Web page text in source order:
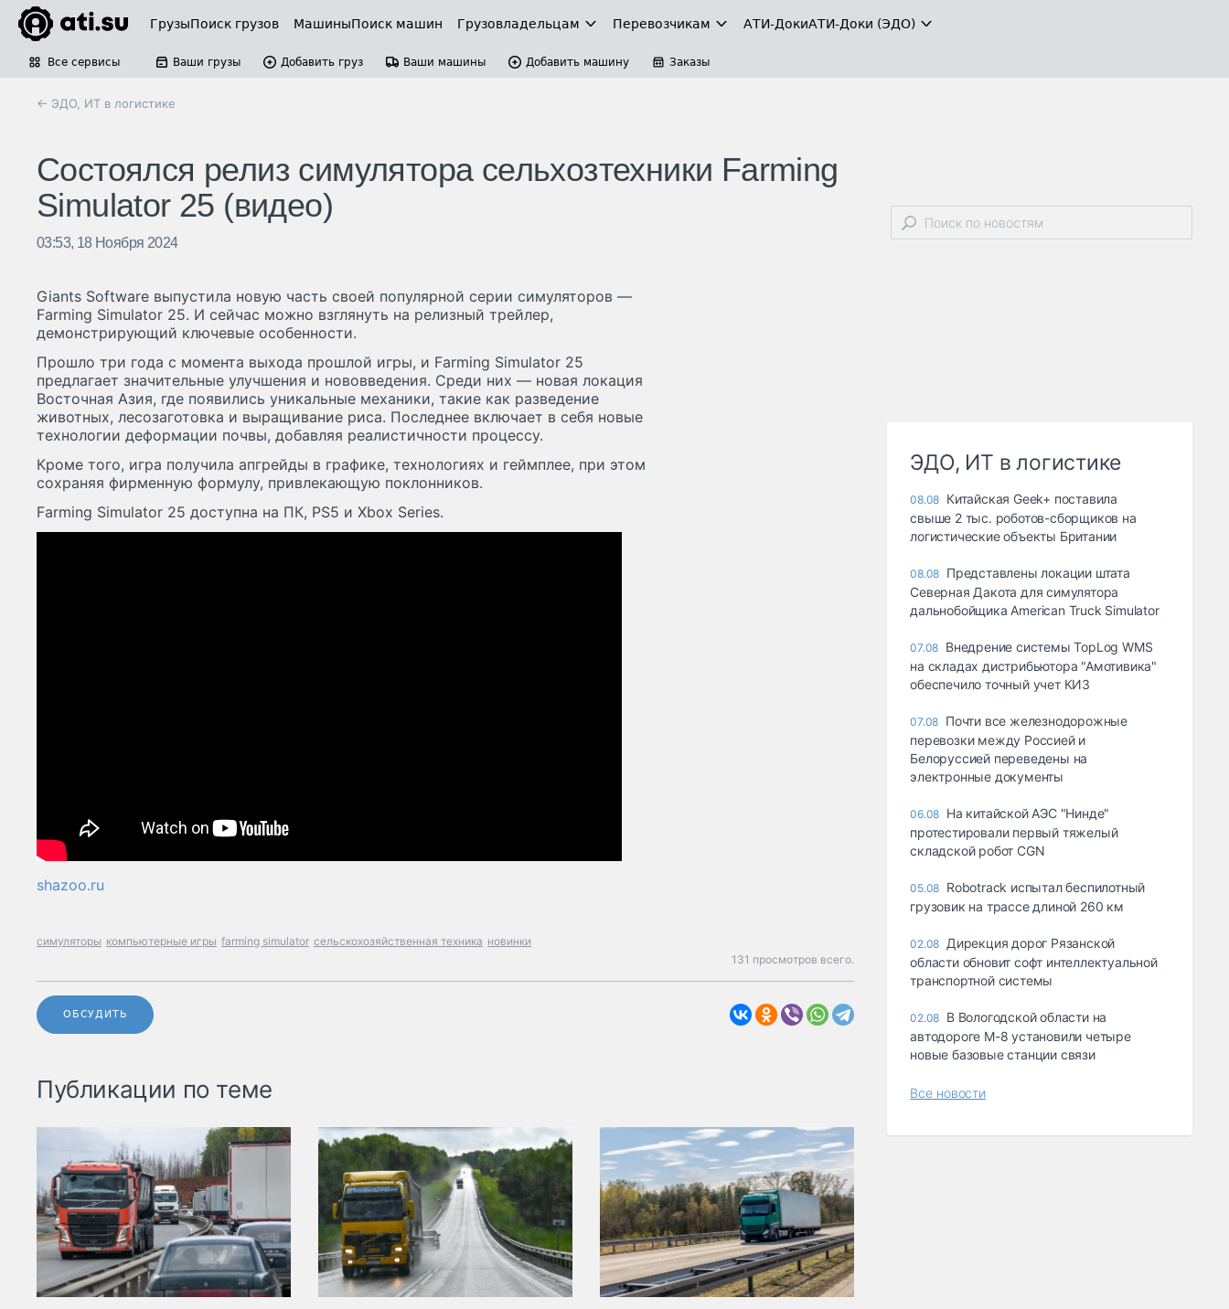
ГрузыПоиск грузов МашиныПоиск машин Грузовладельцам Перевозчикам АТИ-ДокиАТИ-Доки (ЭДО)
Все сервисы Ваши грузы Добавить груз Ваши машины Добавить машину Заказы
← ЭДО, ИТ в логистике
Состоялся релиз симулятора сельхозтехники Farming
Simulator 25 (видео)
03:53, 18 Ноября 2024
Giants Software выпустила новую часть своей популярной серии симуляторов —
Farming Simulator 25. И сейчас можно взглянуть на релизный трейлер,
демонстрирующий ключевые особенности.
Прошло три года с момента выхода прошлой игры, и Farming Simulator 25
предлагает значительные улучшения и нововведения. Среди них — новая локация
Восточная Азия, где появились уникальные механики, такие как разведение
животных, лесозаготовка и выращивание риса. Последнее включает в себя новые
технологии деформации почвы, добавляя реалистичности процессу.
Кроме того, игра получила апгрейды в графике, технологиях и геймплее, при этом
сохраняя фирменную формулу, привлекающую поклонников.
Farming Simulator 25 доступна на ПК, PS5 и Xbox Series.
shazoo.ru
симуляторы компьютерные игры farming simulator сельскохозяйственная техника новинки
131 просмотров всего.
ОБСУДИТЬ
Публикации по теме
ЭДО, ИТ в логистике
08.08 Китайская Geek+ поставила
свыше 2 тыс. роботов-сборщиков на
логистические объекты Британии
08.08 Представлены локации штата
Северная Дакота для симулятора
дальнобойщика American Truck Simulator
07.08 Внедрение системы TopLog WMS
на складах дистрибьютора "Амотивика"
обеспечило точный учет КИЗ
07.08 Почти все железнодорожные
перевозки между Россией и
Белоруссией переведены на
электронные документы
06.08 На китайской АЭС "Нинде"
протестировали первый тяжелый
складской робот CGN
05.08 Robotrack испытал беспилотный
грузовик на трассе длиной 260 км
02.08 Дирекция дорог Рязанской
области обновит софт интеллектуальной
транспортной системы
02.08 В Вологодской области на
автодороге М-8 установили четыре
новые базовые станции связи
Все новости